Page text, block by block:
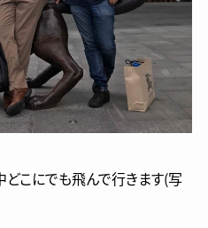
どこにでも飛んで行きます(写